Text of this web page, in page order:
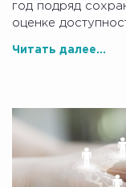
год подряд
оценке
Читать далее...